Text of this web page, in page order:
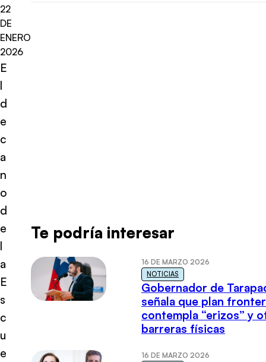
22
DE
ENERO
2026
E
l
d
e
c
a
n
o
d
e
l
a
E
s
c
u
e
Te podría interesar
16 DE MARZO 2026
NOTICIAS
Gobernador de
señala que plan
contempla “erizos” y
barreras físicas
16 DE MARZO 2026